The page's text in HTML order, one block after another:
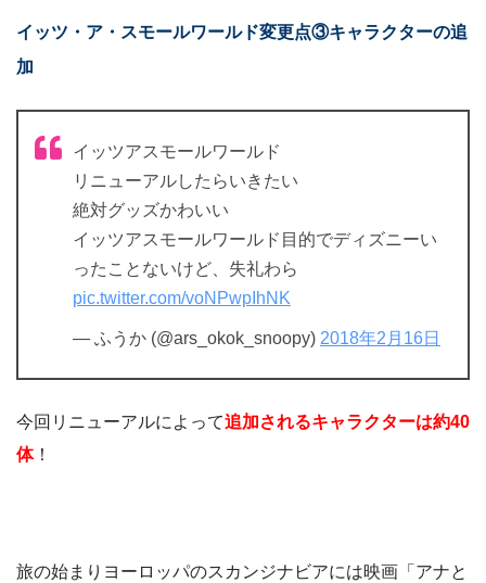
イッツ・ア・スモールワールド変更点③キャラクターの追
加
イッツアスモールワールド
リニューアルしたらいきたい
絶対グッズかわいい
イッツアスモールワールド目的でディズニーい
ったことないけど、失礼わら
pic.twitter.com/voNPwpIhNK
— ふうか (@ars_okok_snoopy) 2018年2月16日
今回リニューアルによって追加されるキャラクターは約40
体！
旅の始まりヨーロッパのスカンジナビアには映画「アナと